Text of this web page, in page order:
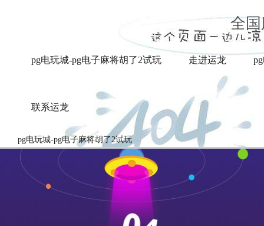
全
pg电玩城-pg电子麻将胡了2试玩 走进运龙
联系运龙
pg电玩城-pg电子麻将胡了2试玩